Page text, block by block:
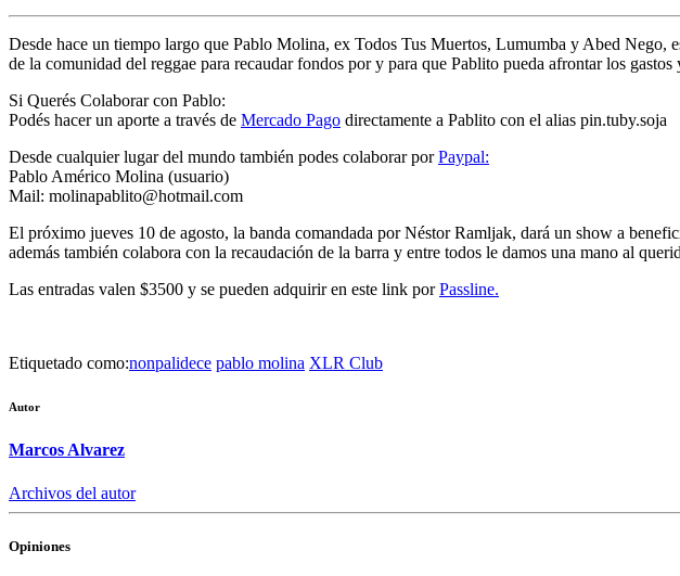
Desde hace un tiempo largo que Pablo Molina, ex Todos Tus Muertos, Lumumba y Abed Nego,
de la comunidad del reggae para recaudar fondos por y para que Pablito pueda afrontar los gastos
Si Querés Colaborar con Pablo:
Podés hacer un aporte a través de Mercado Pago directamente a Pablito con el alias pin.tuby.soja
Desde cualquier lugar del mundo también podes colaborar porPaypal:
Pablo Américo Molina (usuario)
Mail: molinapablito@hotmail.com
El próximo jueves 10 de agosto, la banda comandada porNéstor Ramljak, dará un show a
además también colabora con la recaudación de la barra y entre todos le damos una mano al
Las entradas valen $3500 y se pueden adquirir en este link porPassline.
Etiquetado como:nonpalidece pablo molina XLR Club
Autor
Marcos Alvarez
Archivos del autor
Opiniones